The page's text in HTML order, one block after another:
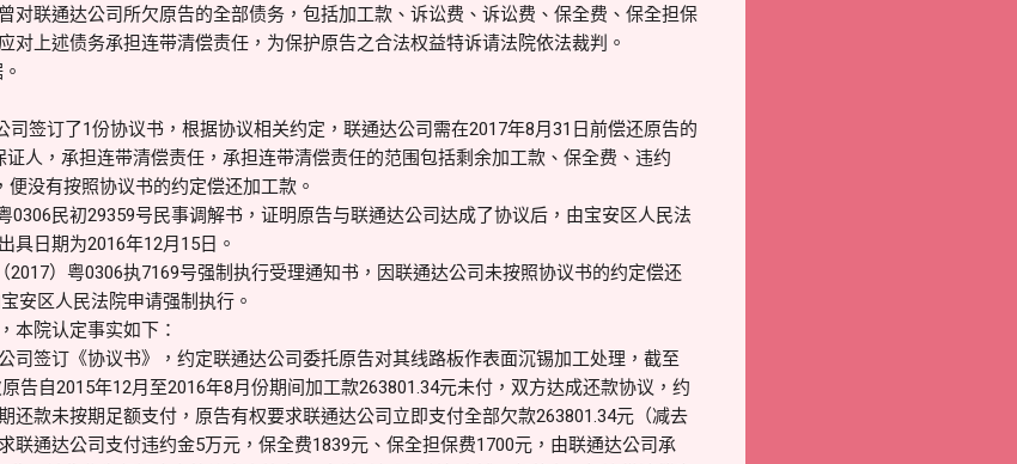
对联通达公司所欠原告的全部债务，包括加工款、诉讼费、诉讼费、保全费、保全担保
对上述债务承担连带清偿责任，为保护原告之合法权益特诉请法院依法裁判。
司签订了1份协议书，根据协议相关约定，联通达公司需在2017年8月31日前偿还原告的
人，承担连带清偿责任，承担连带清偿责任的范围包括剩余加工款、保全费、违约
没有按照协议书的约定偿还加工款。
0306民初29359号民事调解书，证明原告与联通达公司达成了协议后，由宝安区人民法
具日期为2016年12月15日。
2017）粤0306执7169号强制执行受理通知书，因联通达公司未按照协议书的约定偿还
安区人民法院申请强制执行。
本院认定事实如下：
司签订《协议书》，约定联通达公司委托原告对其线路板作表面沉锡加工处理，截至
告自2015年12月至2016年8月份期间加工款263801.34元未付，双方达成还款协议，约
还款未按期足额支付，原告有权要求联通达公司立即支付全部欠款263801.34元（减去
联通达公司支付违约金5万元，保全费1839元、保全担保费1700元，由联通达公司承